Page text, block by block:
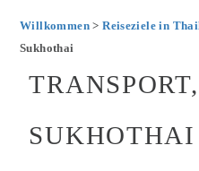
Willkommen>Reiseziele in
Sukhothai